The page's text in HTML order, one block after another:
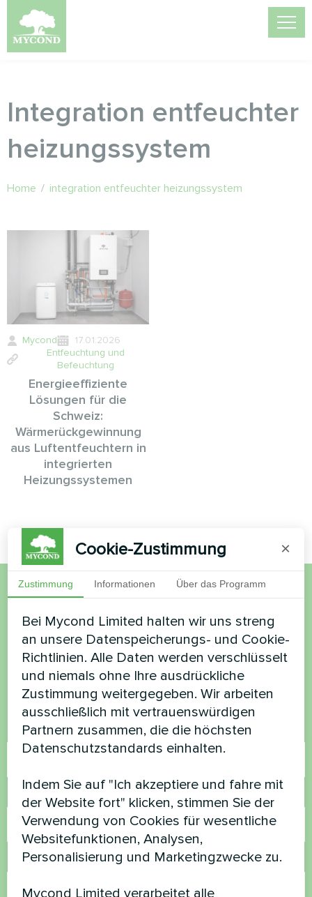
Integration entfeuchter
heizungssystem
Home / integration entfeuchter heizungssystem
Mycond
17.01.2026
Entfeuchtung und
Befeuchtung
Energieeffiziente
Lösungen für die
Schweiz:
Wärmerückgewinnung
aus Luftentfeuchtern in
integrierten
Heizungssystemen
Möchten Sie kaufen oder
haben Sie Fragen?
Kontaktieren Sie uns und wir werden Ihnen
helfen
Name
Rufnummer
E-Mail
Cookie-Zustimmung ×
Zustimmung Informationen Über das Programm
Bei Mycond Limited halten wir uns streng
an unsere Datenspeicherungs- und Cookie-
Richtlinien. Alle Daten werden verschlüsselt
und niemals ohne Ihre ausdrückliche
Zustimmung weitergegeben. Wir arbeiten
ausschließlich mit vertrauenswürdigen
Partnern zusammen, die die höchsten
Datenschutzstandards einhalten.
Indem Sie auf "Ich akzeptiere und fahre mit
der Website fort" klicken, stimmen Sie der
Verwendung von Cookies für wesentliche
Websitefunktionen, Analysen,
Personalisierung und Marketingzwecke zu.
Mycond Limited verarbeitet alle